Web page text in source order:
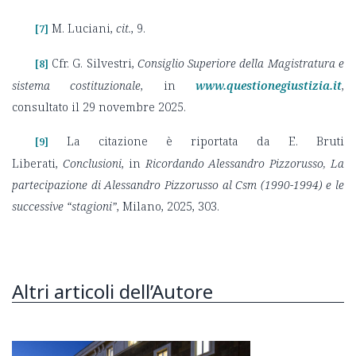
[7] M. Luciani, cit., 9.
[8] Cfr. G. Silvestri, Consiglio Superiore della Magistratura e
sistema costituzionale, inwww.questionegiustizia.it,
consultato il 29 novembre 2025.
[9] La citazione è riportata da E. Bruti
Liberati, Conclusioni, in Ricordando Alessandro Pizzorusso, La
partecipazione di Alessandro Pizzorusso al Csm (1990-1994) e le
successive “stagioni”, Milano, 2025, 303.
Altri articoli dell’Autore